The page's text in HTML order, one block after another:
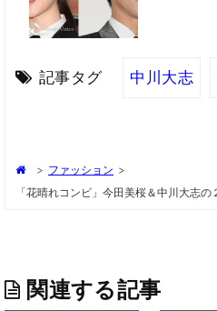
記事タグ 中川大志
> ファッション >
「花晴れコンビ」今田美桜＆中川大志
関連する記事